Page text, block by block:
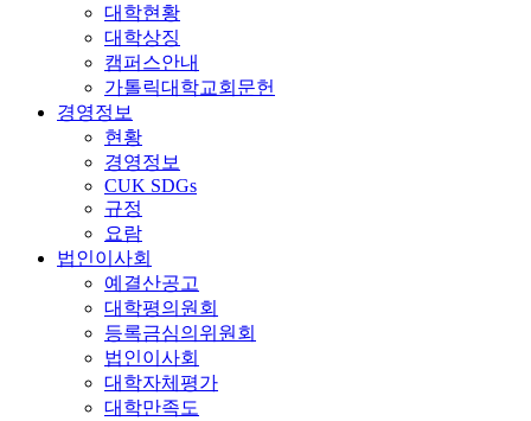
대학현황
대학상징
캠퍼스안내
가톨릭대학교회문헌
경영정보
현황
경영정보
CUK SDGs
규정
요람
법인이사회
예결산공고
대학평의원회
등록금심의위원회
법인이사회
대학자체평가
대학만족도